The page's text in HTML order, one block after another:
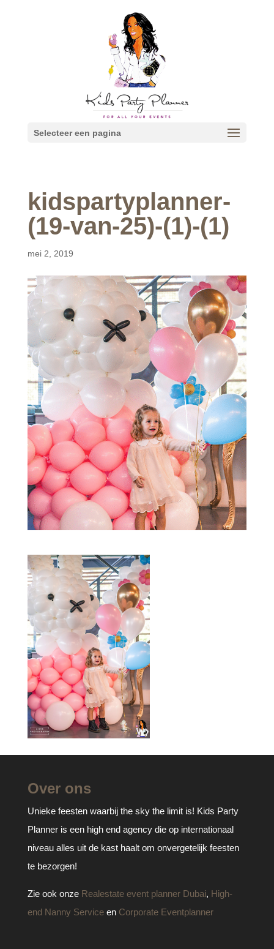
Selecteer een pagina
kidspartyplanner-
(19-van-25)-(1)-(1)
mei 2, 2019
Over ons
Unieke feesten waarbij the sky the limit is! Kids Party
Planner is een high end agency die op internationaal
niveau alles uit de kast haalt om onvergetelijk feesten
te bezorgen!
Zie ook onze Realestate event planner Dubai, High-
end Nanny Serviceen Corporate Eventplanner